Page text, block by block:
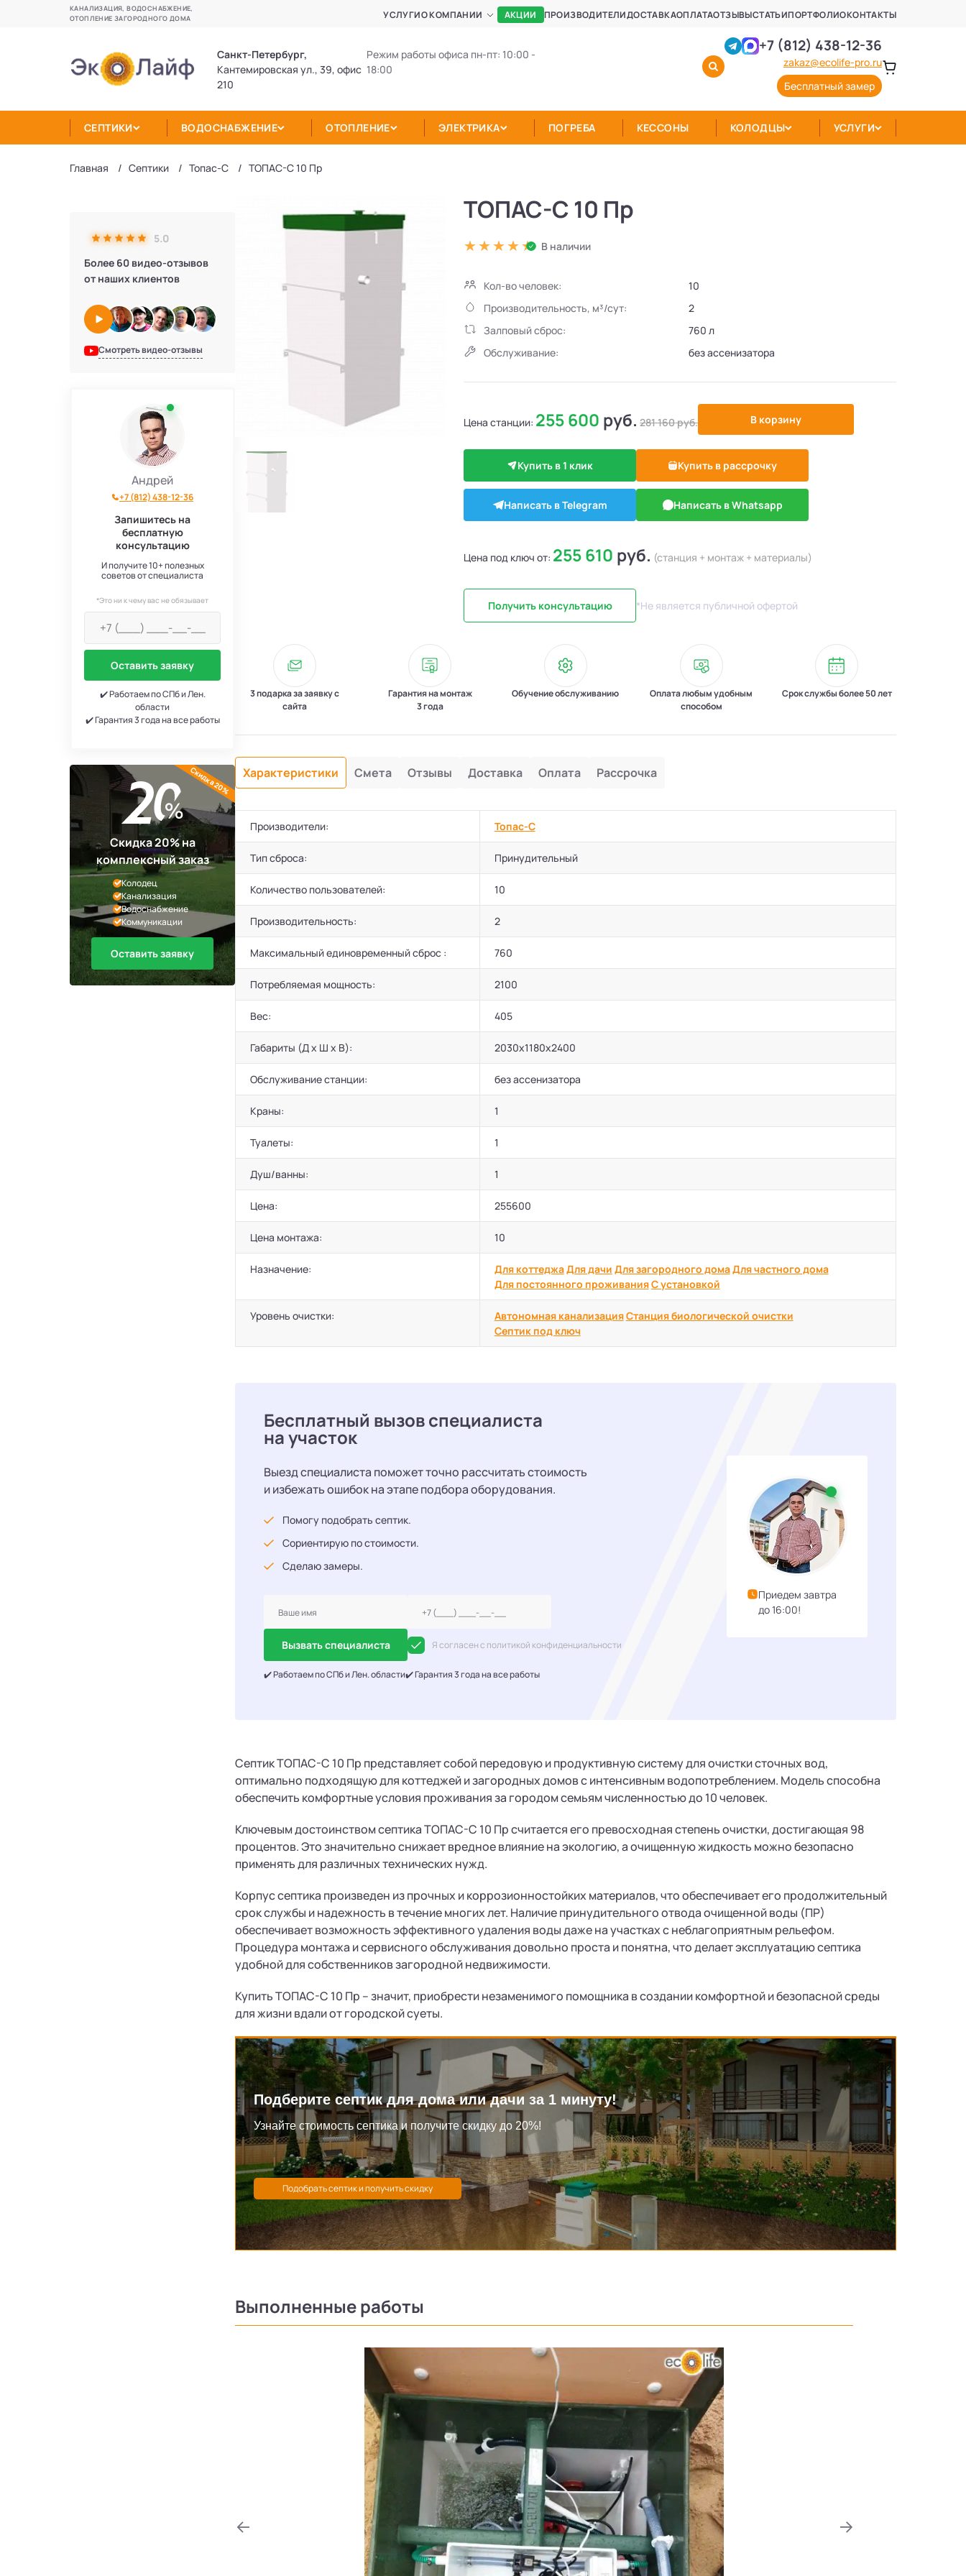
КАНАЛИЗАЦИЯ, ВОДОСНАБЖЕНИЕ,
ОТОПЛЕНИЕ ЗАГОРОДНОГО ДОМА
УСЛУГИО КОМПАНИИ АКЦИИ ПРОИЗВОДИТЕЛИДОСТАВКАОПЛАТАОТЗЫВЫСТАТЬИПОРТФОЛИОКОНТАКТЫ
Санкт-Петербург,
Кантемировская ул., 39, офис
210
Режим работы офиса пн-пт: 10:00 -
18:00
+7 (812) 438-12-36
zakaz@ecolife-pro.ru
Бесплатный замер
СЕПТИКИ ВОДОСНАБЖЕНИЕ ОТОПЛЕНИЕ ЭЛЕКТРИКА ПОГРЕБА КЕССОНЫ КОЛОДЦЫ УСЛУГИ
Главная Септики Топас-С ТОПАС-С 10 Пр
5.0
Более 60 видео-отзывов
от наших клиентов
Смотреть видео-отзывы
Андрей
+7 (812) 438-12-36
Запишитесь на
бесплатную
консультацию
И получите 10+ полезных
советов от специалиста
*Это ни к чему вас не обязывает
Оставить заявку
✔️ Работаем по СПб и Лен.
области
✔️ Гарантия 3 года на все работы
Скидка 20% на
комплексный заказ
Колодец
Канализация
Водоснабжение
Коммуникации
Оставить заявку
Скидка 20%
ТОПАС-С 10 Пр
В наличии
Кол-во человек:
10
Производительность, м³/сут:
2
Залповый сброс:
760 л
Обслуживание:
без ассенизатора
Цена станции: 255 600 руб. 281 160руб. В корзину
Купить в 1 клик Купить в рассрочку
Написать в Telegram Написать в Whatsapp
Цена под ключ от: 255 610 руб. (станция + монтаж + материалы)
Получить консультацию *Не является публичной офертой
3 подарка за заявку с
сайта
Гарантия на монтаж
3 года
Обучение обслуживанию
Оплата любым удобным
способом
Срок службы более 50 лет
Характеристики Смета Отзывы Доставка Оплата Рассрочка
Производители: Топас-С
Тип сброса: Принудительный
Количество пользователей: 10
Производительность: 2
Максимальный единовременный сброс : 760
Потребляемая мощность: 2100
Вес: 405
Габариты (Д х Ш х В): 2030x1180x2400
Обслуживание станции: без ассенизатора
Краны: 1
Туалеты: 1
Душ/ванны: 1
Цена: 255600
Цена монтажа: 10
Назначение: Для коттеджаДля дачи Для загородного домаДля частного дома
Для постоянного проживанияС установкой
Уровень очистки: Автономная канализацияСтанция биологической очистки
Септик под ключ
Бесплатный вызов специалиста
на участок
Выезд специалиста поможет точно рассчитать стоимость
и избежать ошибок на этапе подбора оборудования.
Помогу подобрать септик.
Сориентирую по стоимости.
Сделаю замеры.
Вызвать специалиста Я согласен с политикой конфиденциальности
✔️ Работаем по СПб и Лен. области✔️ Гарантия 3 года на все работы
Приедем завтра
до 16:00!
Септик ТОПАС-С 10 Пр представляет собой передовую и продуктивную систему для очистки сточных вод,
оптимально подходящую для коттеджей и загородных домов с интенсивным водопотреблением. Модель способна
обеспечить комфортные условия проживания за городом семьям численностью до 10 человек.
Ключевым достоинством септика ТОПАС-С 10 Пр считается его превосходная степень очистки, достигающая 98
процентов. Это значительно снижает вредное влияние на экологию, а очищенную жидкость можно безопасно
применять для различных технических нужд.
Корпус септика произведен из прочных и коррозионностойких материалов, что обеспечивает его продолжительный
срок службы и надежность в течение многих лет. Наличие принудительного отвода очищенной воды (ПР)
обеспечивает возможность эффективного удаления воды даже на участках с неблагоприятным рельефом.
Процедура монтажа и сервисного обслуживания довольно проста и понятна, что делает эксплуатацию септика
удобной для собственников загородной недвижимости.
Купить ТОПАС-С 10 Пр – значит, приобрести незаменимого помощника в создании комфортной и безопасной среды
для жизни вдали от городской суеты.
Подберите септик для дома или дачи за 1 минуту!
Узнайте стоимость септика и получите скидку до 20%!
Выполненные работы